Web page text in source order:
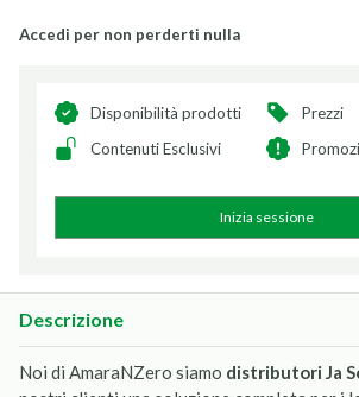
Accedi per non perderti nulla
Disponibilità prodotti
Prezzi
Contenuti Esclusivi
Inizia sessione
Descrizione
Noi di AmaraNZero siamo distributori Ja